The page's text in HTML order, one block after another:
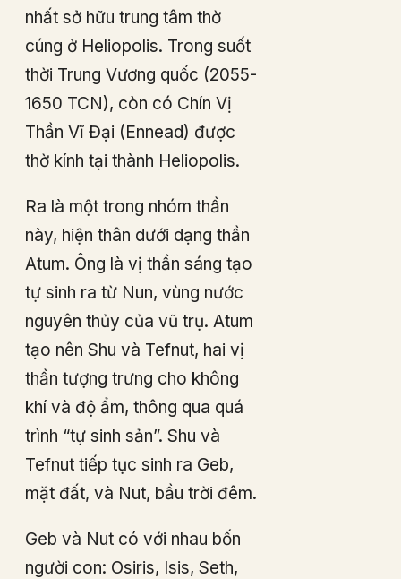
nhất sở hữu trung tâm thờ
cúng ở Heliopolis. Trong suốt
thời Trung Vương quốc (2055-
1650 TCN), còn có Chín Vị
Thần Vĩ Đại (Ennead) được
thờ kính tại thành Heliopolis.
Ra là một trong nhóm thần
này, hiện thân dưới dạng thần
Atum. Ông là vị thần sáng tạo
tự sinh ra từ Nun, vùng nước
nguyên thủy của vũ trụ. Atum
tạo nên Shu và Tefnut, hai vị
thần tượng trưng cho không
khí và độ ẩm, thông qua quá
trình “tự sinh sản”. Shu và
Tefnut tiếp tục sinh ra Geb,
mặt đất, và Nut, bầu trời đêm.
Geb và Nut có với nhau bốn
người con: Osiris, Isis, Seth,